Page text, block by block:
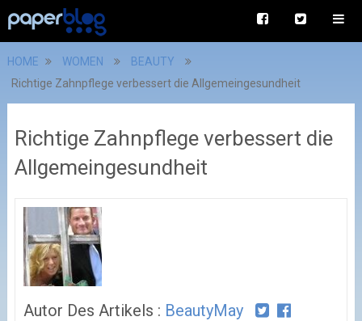
HOME WOMEN
BEAUTY
Richtige Zahnpflege verbessert die Allgemeingesundheit
Richtige Zahnpflege verbessert die
Allgemeingesundheit
Autor Des Artikels : BeautyMay